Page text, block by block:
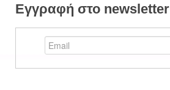
Εγγραφή στο newsletter